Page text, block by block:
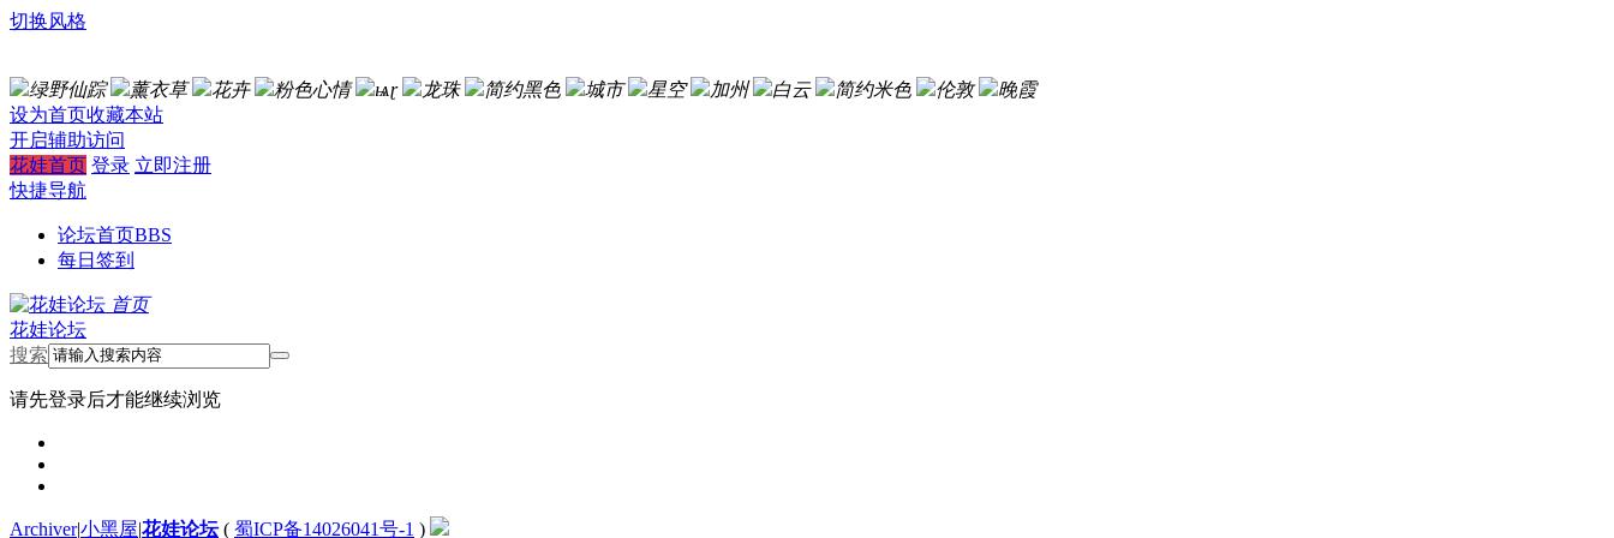
切换风格
绿野仙踪 薰衣草 花卉 粉色心情 ѩɽ 龙珠 简约黑色 城市 星空 加州 白云 简约米色 伦敦
晚霞
设为首页收藏本站
开启辅助访问
花娃首页 登录 立即注册
快捷导航
论坛首页BBS
每日签到
首页
花娃论坛
搜索
请先登录后才能继续浏览
Archiver|小黑屋|花娃论坛( 蜀ICP备14026041号-1 )